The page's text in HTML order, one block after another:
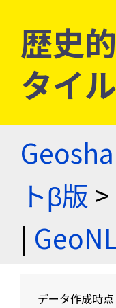
歴史
タイ
トβ版
|
データ作成時点